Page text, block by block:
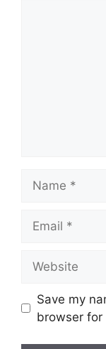
Save my
browser for